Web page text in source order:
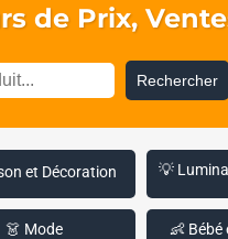
de Prix,
Rechercher
et Décoration 💡
👗 Mode 👶